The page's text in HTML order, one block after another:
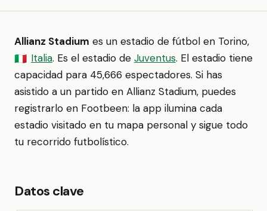
Allianz Stadium es un estadio de fútbol en Torino,
🇮🇹 Italia. Es el estadio de Juventus. El estadio tiene
capacidad para 45,666 espectadores. Si has
asistido a un partido en Allianz Stadium, puedes
registrarlo en Footbeen: la app ilumina cada
estadio visitado en tu mapa personal y sigue todo
tu recorrido futbolístico.
Datos clave